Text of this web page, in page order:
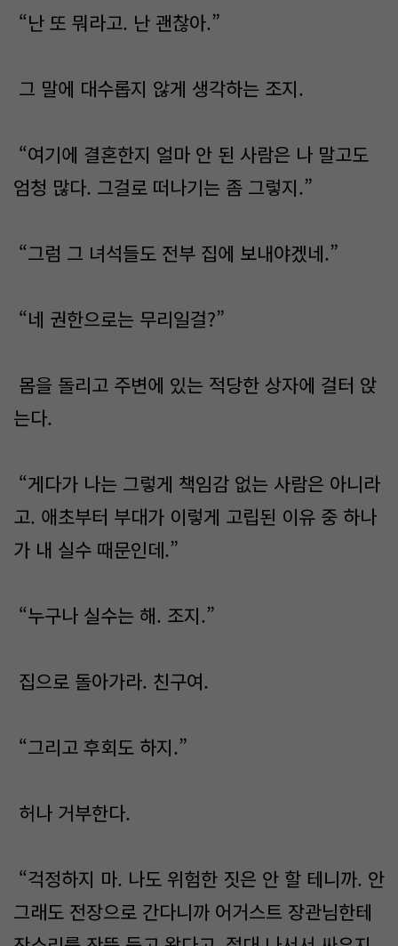
“난 또 뭐라고. 난 괜찮아.”
그 말에 대수롭지 않게 생각하는 조지.
“여기에 결혼한지 얼마 안 된 사람은 나 말고도
엄청 많다. 그걸로 떠나기는 좀 그렇지.”
“그럼 그 녀석들도 전부 집에 보내야겠네.”
“네 권한으로는 무리일걸?”
몸을 돌리고 주변에 있는 적당한 상자에 걸터 앉
는다.
“게다가 나는 그렇게 책임감 없는 사람은 아니라
고. 애초부터 부대가 이렇게 고립된 이유 중 하나
가 내 실수 때문인데.”
“누구나 실수는 해. 조지.”
집으로 돌아가라. 친구여.
“그리고 후회도 하지.”
허나 거부한다.
“걱정하지 마. 나도 위험한 짓은 안 할 테니까. 안
그래도 전장으로 간다니까 어거스트 장관님한테